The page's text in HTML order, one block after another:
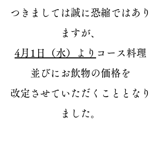
つきましては誠に恐縮ではあり
ますが、
4月1日（水）より コース料理
並びにお飲物の価格を
改定させていただくこととなり
ました。